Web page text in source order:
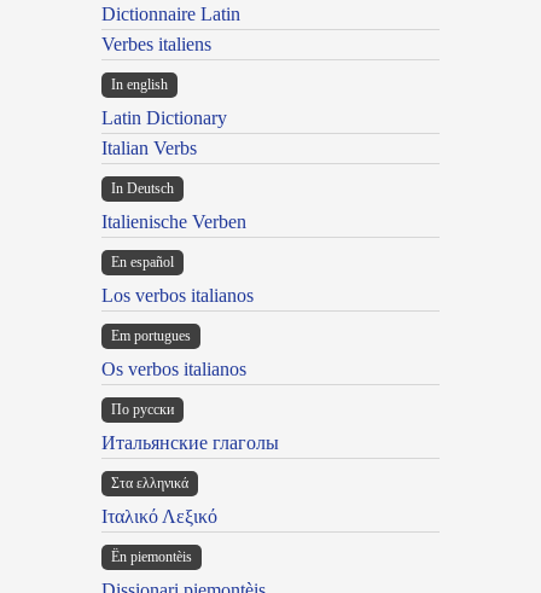
Dictionnaire Latin
Verbes italiens
In english
Latin Dictionary
Italian Verbs
In Deutsch
Italienische Verben
En español
Los verbos italianos
Em portugues
Os verbos italianos
По русски
Итальянские глаголы
Στα ελληνικά
Ιταλικό Λεξικό
Ën piemontèis